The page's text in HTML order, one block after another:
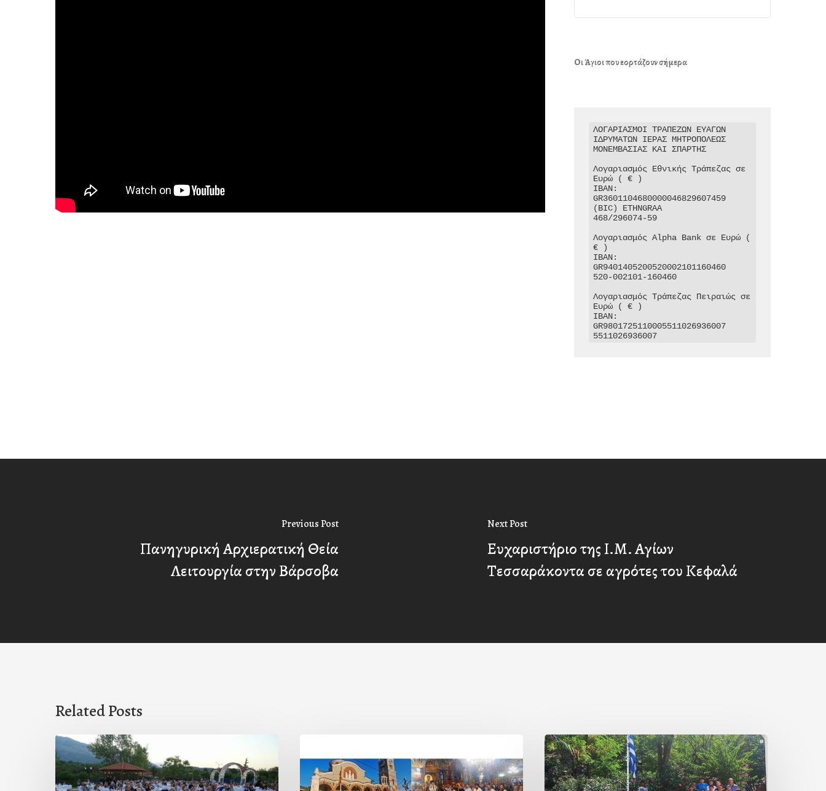
Οι Άγιοι που εορτάζουν σήμερα
ΛΟΓΑΡΙΑΣΜΟΙ ΤΡΑΠΕΖΩΝ ΕΥΑΓΩΝ
ΙΔΡΥΜΑΤΩΝ ΙΕΡΑΣ ΜΗΤΡΟΠΟΛΕΩΣ
ΜΟΝΕΜΒΑΣΙΑΣ ΚΑΙ ΣΠΑΡΤΗΣ
Λογαριασμός Εθνικής Τράπεζας σε
Ευρώ ( € )
IBAN:
GR3601104680000046829607459
(BIC) ETHNGRAA
468/296074-59
Λογαριασμός Alpha Bank σε Ευρώ (
€ )
IBAN:
GR9401405200520002101160460
520-002101-160460
Λογαριασμός Τράπεζας Πειραιώς σε
Ευρώ ( € )
IBAN:
GR9801725110005511026936007
5511026936007
Previous Post
Πανηγυρική Αρχιερατική Θεία
Λειτουργία στην Βάρσοβα
Next Post
Ευχαριστήριο της Ι.Μ. Αγίων
Τεσσαράκοντα σε αγρότες του Κεφαλά
Related Posts
Πρόσκληση
προς
τους
εορτή
της
Με
την
β΄